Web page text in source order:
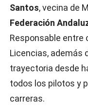
Santos, vecina de
Federación
Responsable entre
Licencias, además
trayectoria desde
todos los pilotos y
carreras.